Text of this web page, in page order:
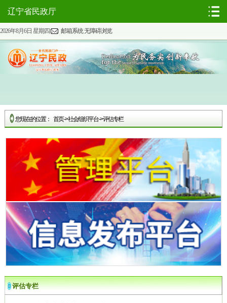
2026年8月6日 星期四 邮箱系统无障碍浏览
辽宁省民政厅
您现在的位置： 首页->社会组织平台->评估专栏
评估专栏